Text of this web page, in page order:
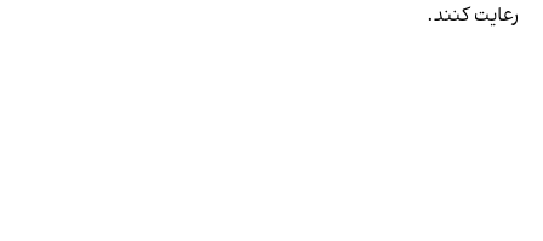
رعایت کنند.